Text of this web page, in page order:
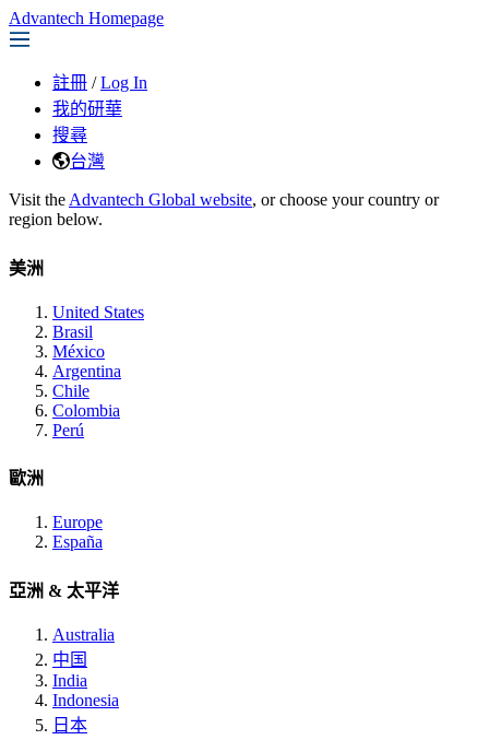
Advantech Homepage
註冊 / Log In
我的研華
搜尋
台灣
Visit the Advantech Global website, or choose your country or
region below.
美洲
United States
Brasil
México
Argentina
Chile
Colombia
Perú
歐洲
Europe
España
亞洲 & 太平洋
Australia
中国
India
Indonesia
日本